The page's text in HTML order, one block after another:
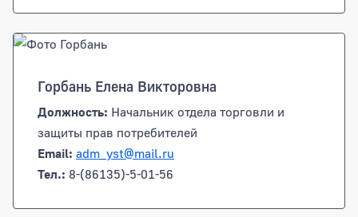
Горбань Елена Викторовна
Должность: Начальник отдела торговли и
защиты прав потребителей
Email: adm_yst@mail.ru
Тел.: 8-(86135)-5-01-56